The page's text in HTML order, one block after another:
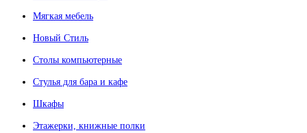
Мягкая мебель
Новый Стиль
Столы компьютерные
Стулья для бара и кафе
Шкафы
Этажерки, книжные полки